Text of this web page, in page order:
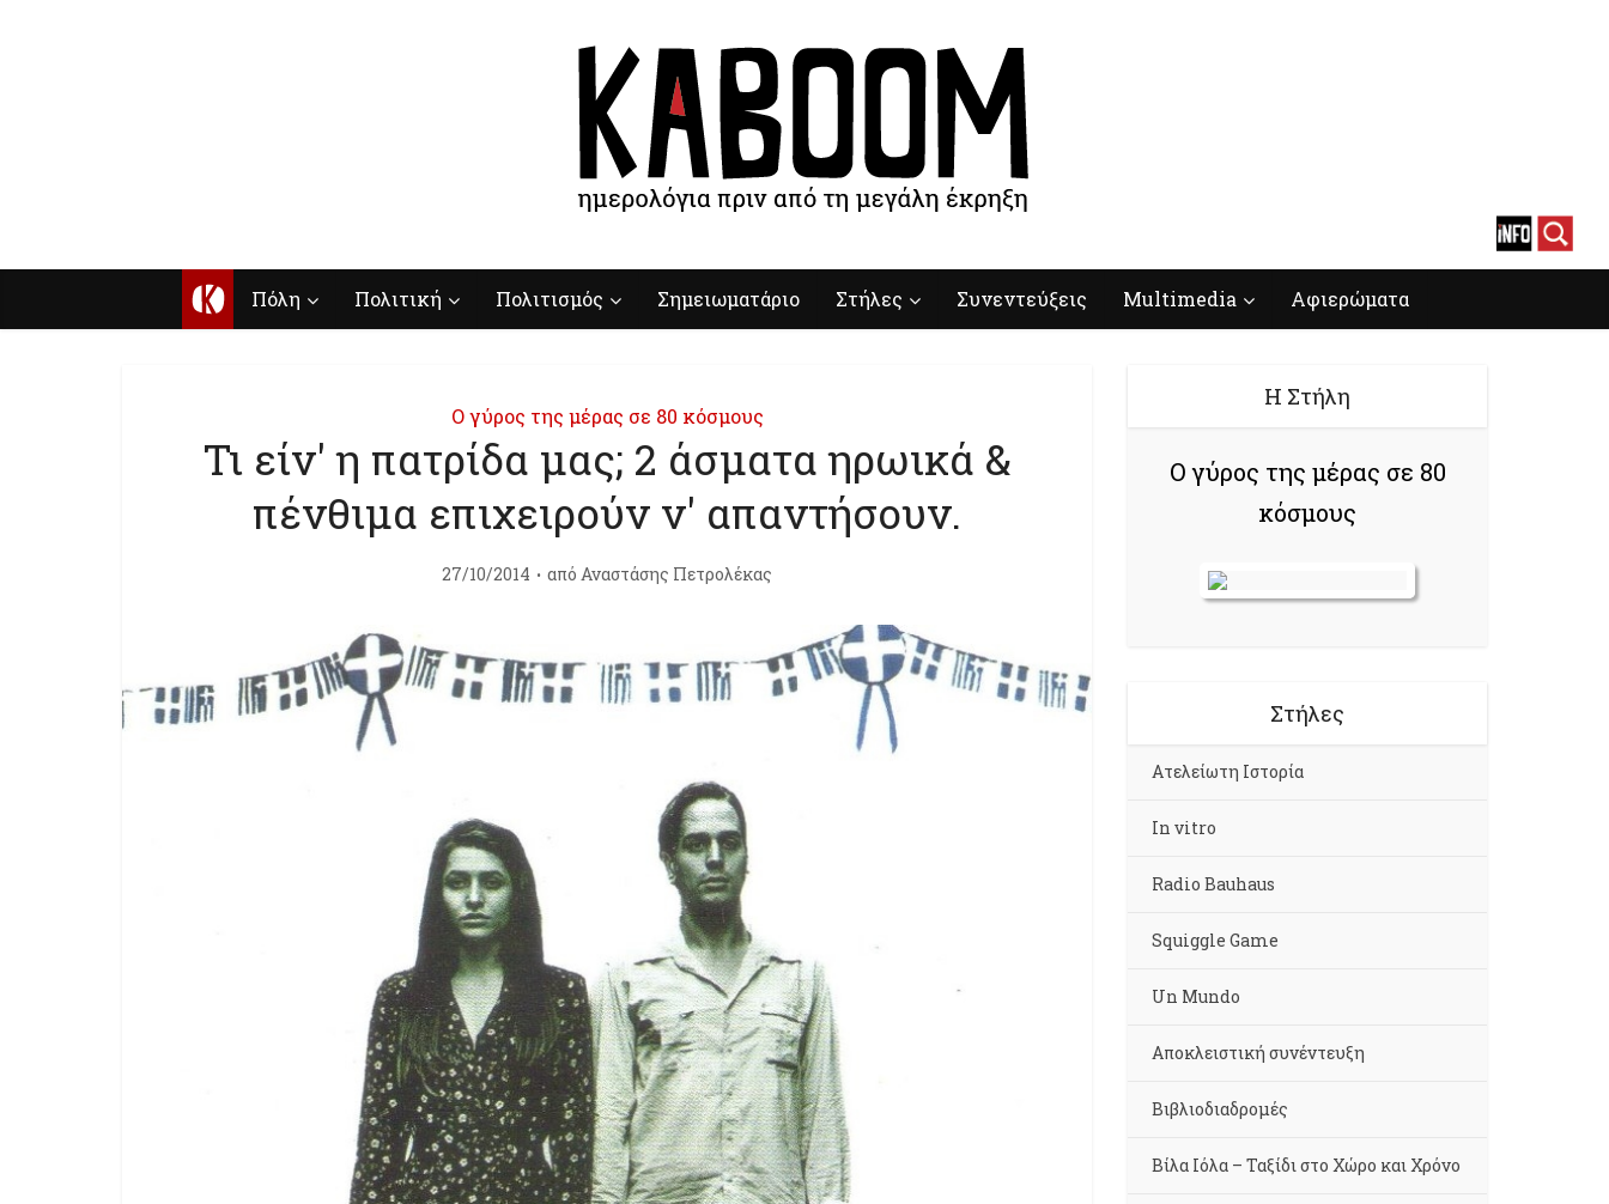
Κ Πόλη Πολιτική Πολιτισμός Σημειωματάριο Στήλες Συνεντεύξεις Multimedia Αφιερώματα
Ο γύρος της μέρας σε 80 κόσμους
Τι είν' η πατρίδα μας; 2 άσματα ηρωικά &
πένθιμα επιχειρούν ν' απαντήσουν.
27/10/2014 από Αναστάσης Πετρολέκας
Η Στήλη
Ο γύρος της μέρας σε 80
κόσμους
Στήλες
Aτελείωτη Ιστορία
In vitro
Radio Bauhaus
Squiggle Game
Un Mundo
Αποκλειστική συνέντευξη
Βιβλιοδιαδρομές
Βίλα Ιόλα – Ταξίδι στο Χώρο και Χρόνο